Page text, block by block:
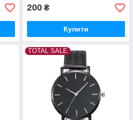
200 ₴
Купити
TOTAL SALE